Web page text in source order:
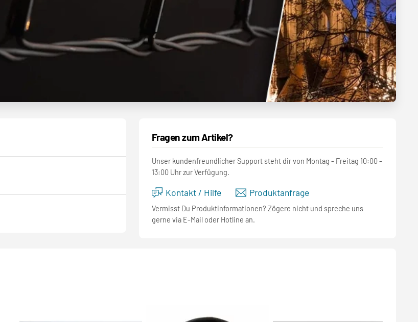
Fragen zum Artikel?
Unser kundenfreundlicher Support steht dir von Montag - Freitag 10:00 -
13:00 Uhr zur Verfügung.
Kontakt / Hilfe Produktanfrage
Vermisst Du Produktinformationen? Zögere nicht und spreche uns
gerne via E-Mail oder Hotline an.